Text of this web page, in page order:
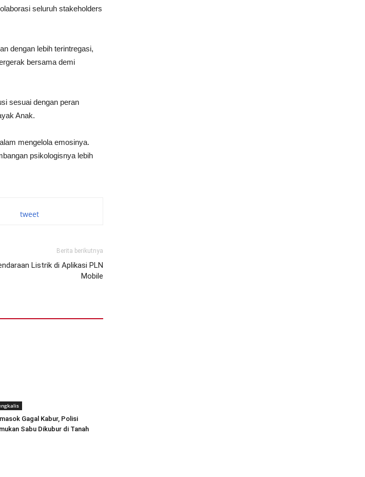
seluruh stakeholders
dengan lebih terintregasi,
bersama demi
sesuai dengan peran
Anak.
mengelola emosinya.
psikologisnya lebih
tweet
Berita berikutnya
Listrik di Aplikasi PLN
Mobile
Gagal Kabur, Polisi
Sabu Dikubur di Tanah